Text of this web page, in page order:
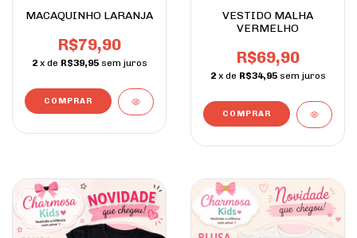
MACAQUINHO LARANJA
R$79,90
2 x de R$39,95 sem juros
COMPRAR
VESTIDO MALHA
VERMELHO
R$69,90
2 x de R$34,95 sem juros
COMPRAR